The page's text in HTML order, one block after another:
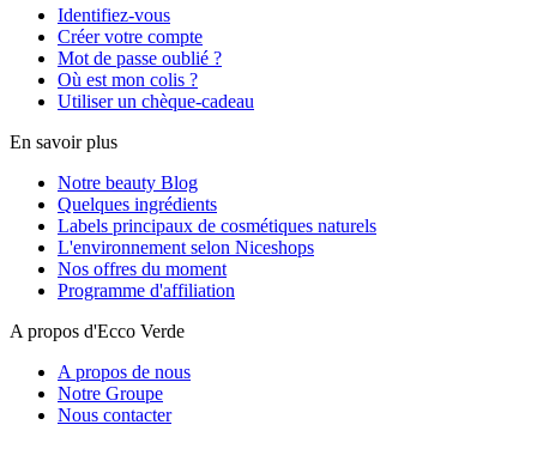
Identifiez-vous
Créer votre compte
Mot de passe oublié ?
Où est mon colis ?
Utiliser un chèque-cadeau
En savoir plus
Notre beauty Blog
Quelques ingrédients
Labels principaux de cosmétiques naturels
L'environnement selon Niceshops
Nos offres du moment
Programme d'affiliation
A propos d'Ecco Verde
A propos de nous
Notre Groupe
Nous contacter